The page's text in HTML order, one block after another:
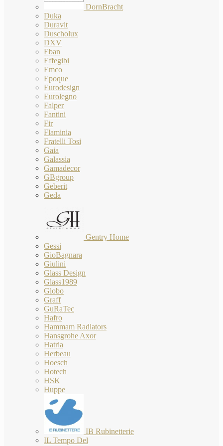
DornBracht
Duka
Duravit
Duscholux
DXV
Eban
Effegibi
Emco
Epoque
Eurodesign
Eurolegno
Falper
Fantini
Fir
Flaminia
Fratelli Tosi
Gaia
Galassia
Gamadecor
GBgroup
Geberit
Geda
Gentry Home
Gessi
GioBagnara
Giulini
Glass Design
Glass1989
Globo
Graff
GuRaTec
Hafro
Hammam Radiators
Hansgrohe Axor
Hatria
Herbeau
Hoesch
Hotech
HSK
Huppe
IB Rubinetterie
IL Tempo Del